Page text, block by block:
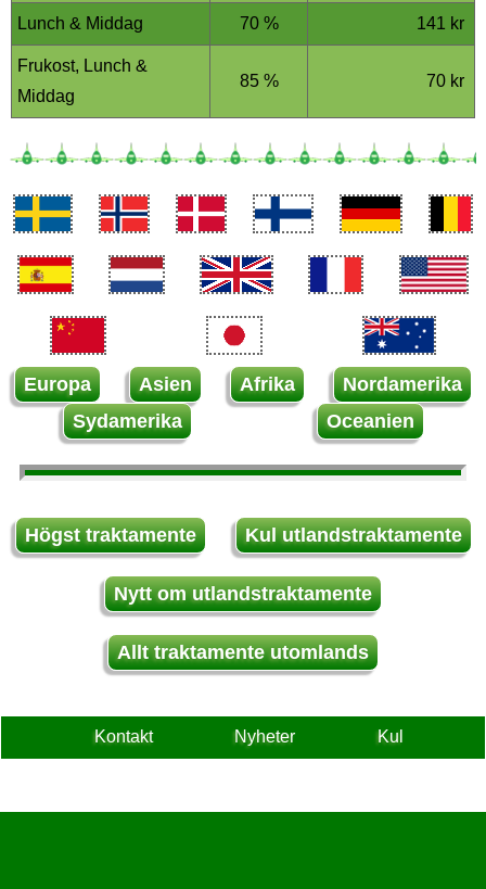
Lunch & Middag 70 % 141 kr
Frukost, Lunch &
Middag
85 % 70 kr
Europa Asien Afrika
Nordamerika
Sydamerika
Oceanien
Högst traktamente Kul utlandstraktamente
Nytt om utlandstraktamente
Allt traktamente utomlands
Kontakt Nyheter Kul